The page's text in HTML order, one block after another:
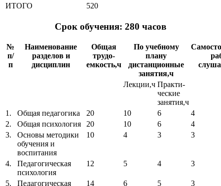
ИТОГО
520
Срок обучения: 280 часов
№
п/
п
Наименование
разделов и
дисциплин
Общая
трудо-
емкость,ч
По учебному
плану
дистанционные
занятия,ч
Лекции,ч Практи-
ческие
занятия,ч
1.
Общая педагогика 20 10 6
4
2.
Общая психология 20 10 6
4
3.
Основы методики
обучения и
воспитания
10 4 3 3
4.
Педагогическая
психология
12 5 4 3
5. Педагогическая 14 6 5 3